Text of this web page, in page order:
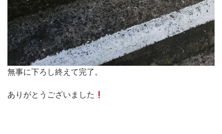
無事に下ろし終えて完了。
ありがとうございました